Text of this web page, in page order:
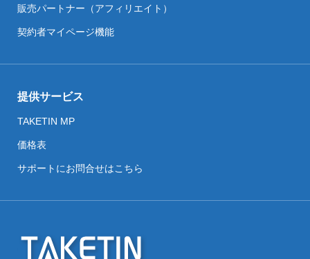
販売パートナー（アフィリエイト）
契約者マイページ機能
提供サービス
TAKETIN MP
価格表
サポートにお問合せはこちら